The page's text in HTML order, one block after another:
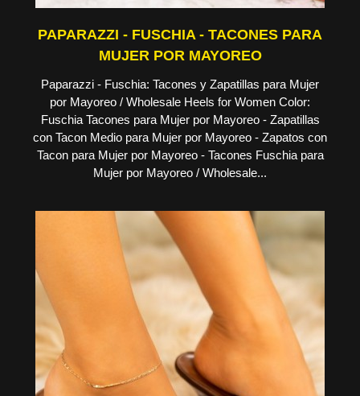
PAPARAZZI - FUSCHIA - TACONES PARA
MUJER POR MAYOREO
Paparazzi - Fuschia: Tacones y Zapatillas para Mujer
por Mayoreo / Wholesale Heels for Women Color:
Fuschia Tacones para Mujer por Mayoreo - Zapatillas
con Tacon Medio para Mujer por Mayoreo - Zapatos con
Tacon para Mujer por Mayoreo - Tacones Fuschia para
Mujer por Mayoreo / Wholesale...